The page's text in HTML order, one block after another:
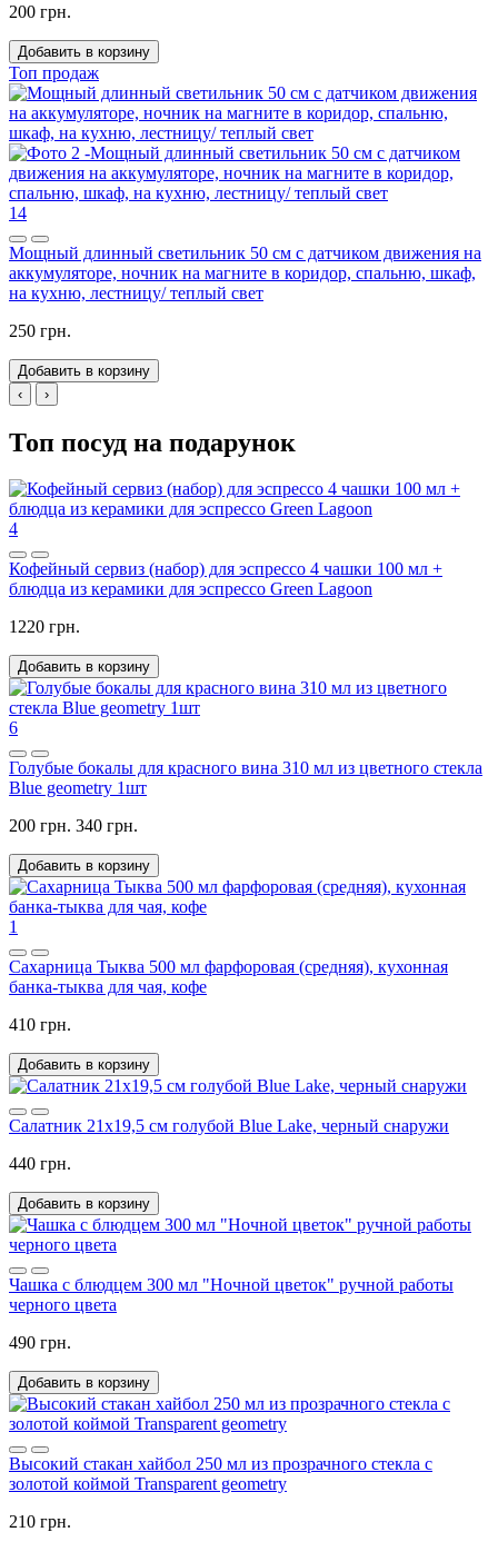
200 грн.
Добавить в корзину
Топ продаж
14
Мощный длинный светильник 50 см с датчиком движения на
аккумуляторе, ночник на магните в коридор, спальню, шкаф,
на кухню, лестницу/ теплый свет
250 грн.
Добавить в корзину
‹
›
Топ посуд на подарунок
4
Кофейный сервиз (набор) для эспрессо 4 чашки 100 мл +
блюдца из керамики для эспрессо Green Lagoon
1220 грн.
Добавить в корзину
6
Голубые бокалы для красного вина 310 мл из цветного стекла
Blue geometry 1шт
200 грн. 340 грн.
Добавить в корзину
1
Сахарница Тыква 500 мл фарфоровая (средняя), кухонная
банка-тыква для чая, кофе
410 грн.
Добавить в корзину
Салатник 21х19,5 см голубой Blue Lake, черный снаружи
440 грн.
Добавить в корзину
Чашка с блюдцем 300 мл "Ночной цветок" ручной работы
черного цвета
490 грн.
Добавить в корзину
Высокий стакан хайбол 250 мл из прозрачного стекла с
золотой коймой Transparent geometry
210 грн.